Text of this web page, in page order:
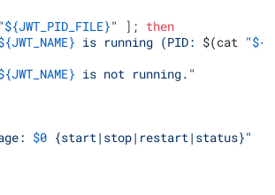
"${JWT_PID_FILE}" ]; then
is running (PID: $(cat "
is not running."
$0 {start|stop|restart|status}"